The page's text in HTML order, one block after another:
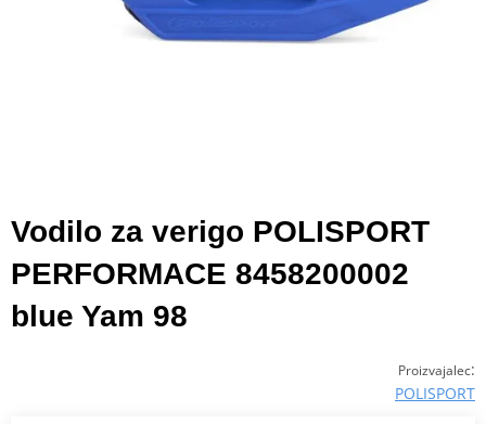
Vodilo za verigo POLISPORT
PERFORMACE 8458200002
blue Yam 98
Proizvajalec:
POLISPORT